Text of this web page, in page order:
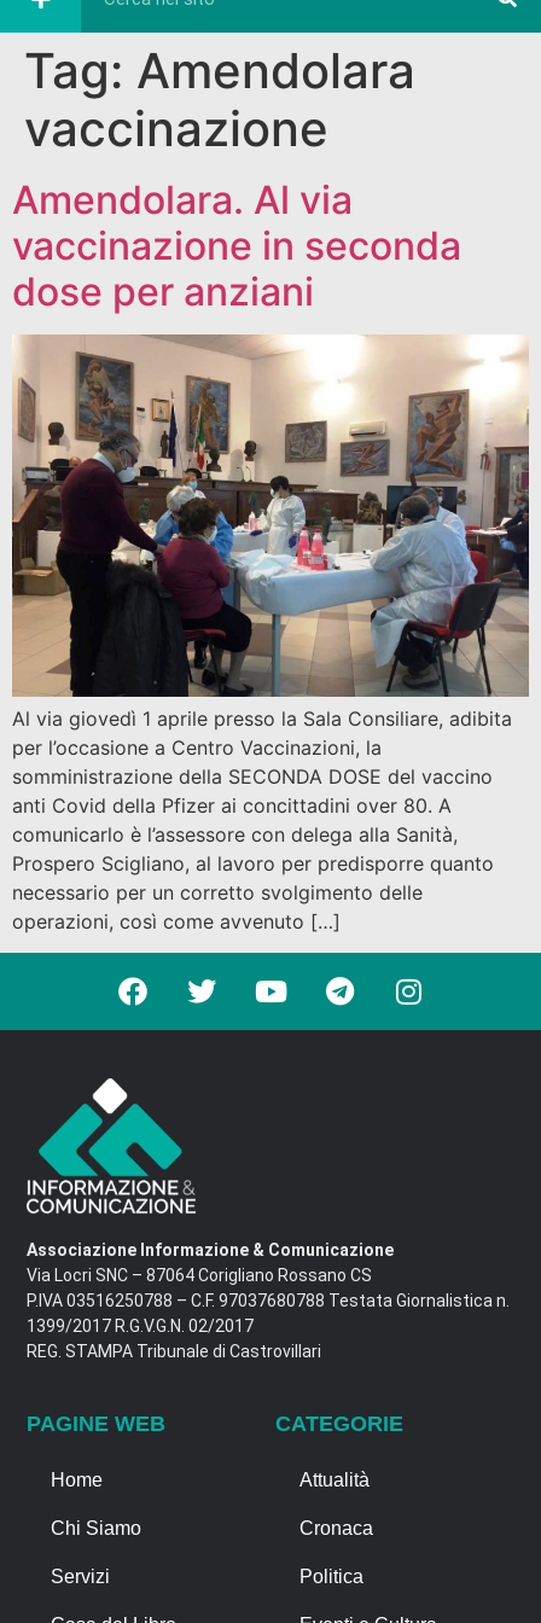
Tag: Amendolara
vaccinazione
Amendolara. Al via
vaccinazione in seconda
dose per anziani
Al via giovedì 1 aprile presso la Sala Consiliare, adibita
per l’occasione a Centro Vaccinazioni, la
somministrazione della SECONDA DOSE del vaccino
anti Covid della Pfizer ai concittadini over 80. A
comunicarlo è l’assessore con delega alla Sanità,
Prospero Scigliano, al lavoro per predisporre quanto
necessario per un corretto svolgimento delle
operazioni, così come avvenuto […]
Associazione Informazione & Comunicazione
Via Locri SNC – 87064 Corigliano Rossano CS
P.IVA 03516250788 – C.F. 97037680788 Testata Giornalistica n.
1399/2017 R.G.V.G.N. 02/2017
REG. STAMPA Tribunale di Castrovillari
PAGINE WEB
Home
Chi Siamo
Servizi
CATEGORIE
Attualità
Cronaca
Politica